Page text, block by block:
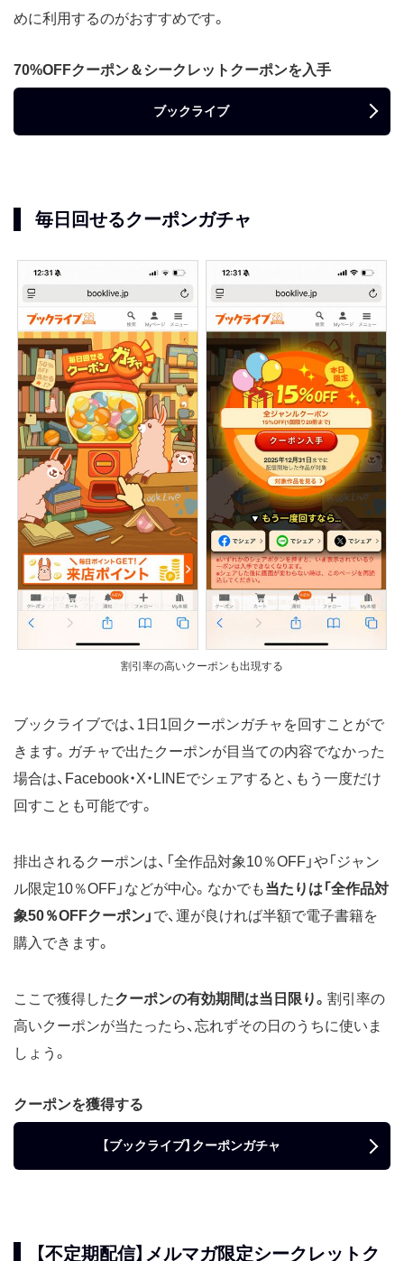
めに利用するのがおすすめです。
70%OFFクーポン＆シークレットクーポンを入手
ブックライブ
毎日回せるクーポンガチャ
割引率の高いクーポンも出現する
ブックライブでは、1日1回クーポンガチャを回すことがで
きます。ガチャで出たクーポンが目当ての内容でなかった
場合は、Facebook・X・LINEでシェアすると、もう一度だけ
回すことも可能です。
排出されるクーポンは、「全作品対象10％OFF」や「ジャン
ル限定10％OFF」などが中心。なかでも当たりは「全作品対
象50％OFFクーポン」 で、運が良ければ半額で電子書籍を
購入できます。
ここで獲得したクーポンの有効期間は当日限り。 割引率の
高いクーポンが当たったら、忘れずその日のうちに使いま
しょう。
クーポンを獲得する
【ブックライブ】クーポンガチャ
【不定期配信】メルマガ限定シークレットク